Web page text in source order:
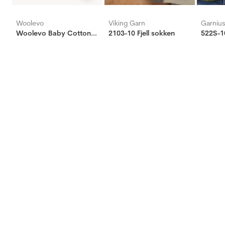
Woolevo
Woolevo Baby Cotton Merino
Viking Garn
2103-10 Fjell sokken
Garnius
522S-